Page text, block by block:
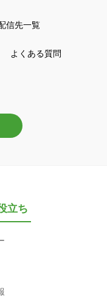
信先一覧
よくある質問
立ち